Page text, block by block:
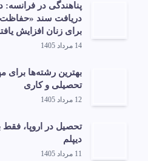
دریافت سند «حفاظت
برای زنان افزایش
14 مرداد 1405
بهترین رشته‌ها برای
تحصیلی و کاری
12 مرداد 1405
تحصیل در اروپا، فقط
دیپلم
11 مرداد 1405